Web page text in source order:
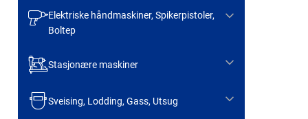
Elektriske håndmaskiner, Spikerpistoler,
Boltep
Stasjonære maskiner
Sveising, Lodding, Gass, Utsug